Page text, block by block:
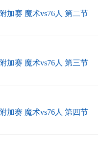
加赛 魔术vs76人 第二节
加赛 魔术vs76人 第三节
加赛 魔术vs76人 第四节